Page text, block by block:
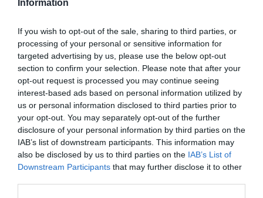
Information
If you wish to opt-out of the sale, sharing to third parties, or
processing of your personal or sensitive information for
targeted advertising by us, please use the below opt-out
section to confirm your selection. Please note that after your
opt-out request is processed you may continue seeing
interest-based ads based on personal information utilized by
us or personal information disclosed to third parties prior to
your opt-out. You may separately opt-out of the further
disclosure of your personal information by third parties on the
IAB’s list of downstream participants. This information may
also be disclosed by us to third parties on the IAB’s List of
Downstream Participants that may further disclose it to other